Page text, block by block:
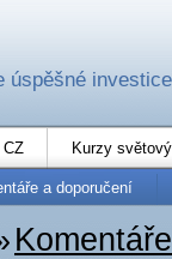
úspěšné investice
CZ Kurzy
a doporučení